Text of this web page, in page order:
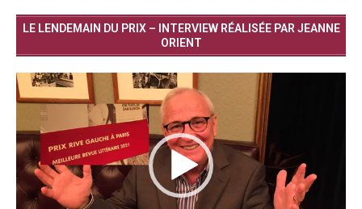
LE LENDEMAIN DU PRIX – INTERVIEW RÉALISÉE PAR JEANNE
ORIENT
Lecteur
vidéo